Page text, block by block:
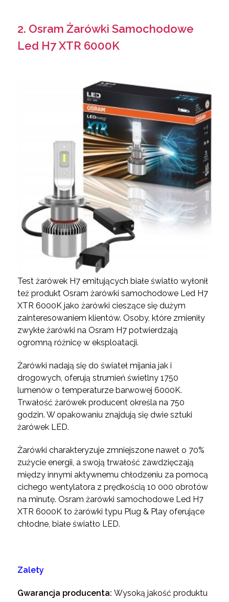
2. Osram Żarówki Samochodowe
Led H7 XTR 6000K
Test żarówek H7 emitujących białe światło wyłonił
też produkt Osram żarówki samochodowe Led H7
XTR 6000K jako żarówki cieszące się dużym
zainteresowaniem klientów. Osoby, które zmieniły
zwykłe żarówki na Osram H7 potwierdzają
ogromną różnicę w eksploatacji.
Żarówki nadają się do świateł mijania jak i
drogowych, oferują strumień świetlny 1750
lumenów o temperaturze barwowej 6000K.
Trwałość żarówek producent określa na 750
godzin. W opakowaniu znajdują się dwie sztuki
żarówek LED.
Żarówki charakteryzuje zmniejszone nawet o 70%
zużycie energii, a swoją trwałość zawdzięczają
między innymi aktywnemu chłodzeniu za pomocą
cichego wentylatora z prędkością 10 000 obrotów
na minutę. Osram żarówki samochodowe Led H7
XTR 6000K to żarówki typu Plug & Play oferujące
chłodne, białe światło LED.
Zalety
Gwarancja producenta: Wysoką jakość produktu